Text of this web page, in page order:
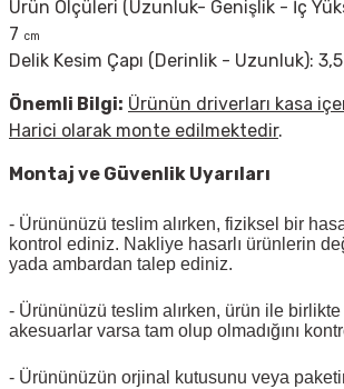
Ürün Ölçüleri (Uzunluk- Genişlik - İç
7 cm
Delik Kesim Çapı (Derinlik - Uzunluk):
Önemli Bilgi: Ürünün driverları kasa
Harici olarak monte edilmektedir.
Montaj ve Güvenlik Uyarıları
- Ürününüzü teslim alırken, fiziksel bir
kontrol ediniz. Nakliye hasarlı ürünlerin
yada ambardan talep ediniz.
- Ürününüzü teslim alırken, ürün ile
akesuarlar varsa tam olup olmadığını
- Ürününüzün orjinal kutusunu veya